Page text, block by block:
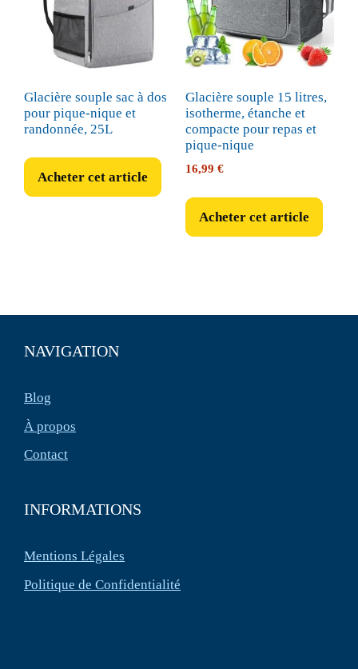
Glacière souple sac à dos
pour pique-nique et
randonnée, 25L
Acheter cet article
Glacière souple 15 litres,
isotherme, étanche et
compacte pour repas et
pique-nique
16,99 €
Acheter cet article
NAVIGATION
Blog
À propos
Contact
INFORMATIONS
Mentions Légales
Politique de Confidentialité